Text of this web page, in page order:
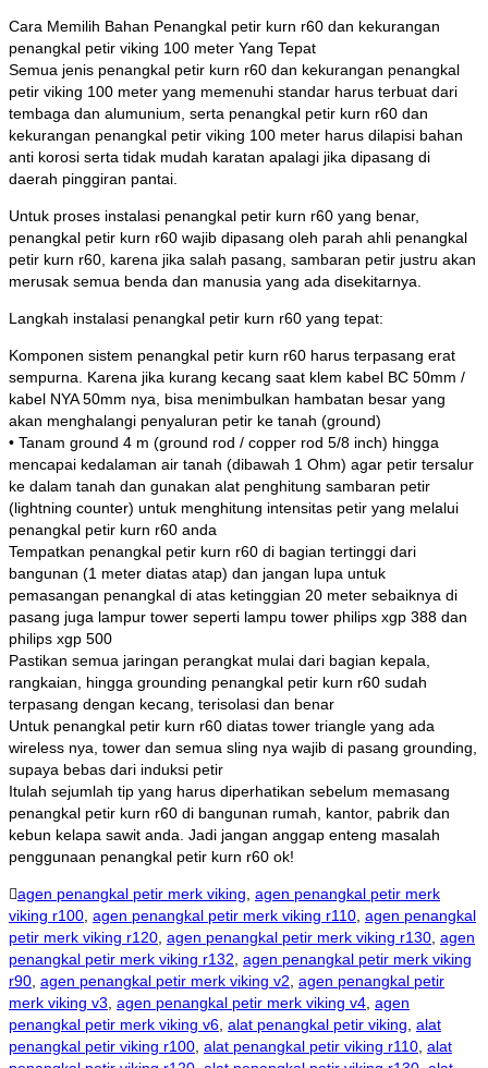
Cara Memilih Bahan Penangkal petir kurn r60 dan kekurangan
penangkal petir viking 100 meter Yang Tepat
Semua jenis penangkal petir kurn r60 dan kekurangan penangkal
petir viking 100 meter yang memenuhi standar harus terbuat dari
tembaga dan alumunium, serta penangkal petir kurn r60 dan
kekurangan penangkal petir viking 100 meter harus dilapisi bahan
anti korosi serta tidak mudah karatan apalagi jika dipasang di
daerah pinggiran pantai.
Untuk proses instalasi penangkal petir kurn r60 yang benar,
penangkal petir kurn r60 wajib dipasang oleh parah ahli penangkal
petir kurn r60, karena jika salah pasang, sambaran petir justru akan
merusak semua benda dan manusia yang ada disekitarnya.
Langkah instalasi penangkal petir kurn r60 yang tepat:
Komponen sistem penangkal petir kurn r60 harus terpasang erat
sempurna. Karena jika kurang kecang saat klem kabel BC 50mm /
kabel NYA 50mm nya, bisa menimbulkan hambatan besar yang
akan menghalangi penyaluran petir ke tanah (ground)
• Tanam ground 4 m (ground rod / copper rod 5/8 inch) hingga
mencapai kedalaman air tanah (dibawah 1 Ohm) agar petir tersalur
ke dalam tanah dan gunakan alat penghitung sambaran petir
(lightning counter) untuk menghitung intensitas petir yang melalui
penangkal petir kurn r60 anda
Tempatkan penangkal petir kurn r60 di bagian tertinggi dari
bangunan (1 meter diatas atap) dan jangan lupa untuk
pemasangan penangkal di atas ketinggian 20 meter sebaiknya di
pasang juga lampur tower seperti lampu tower philips xgp 388 dan
philips xgp 500
Pastikan semua jaringan perangkat mulai dari bagian kepala,
rangkaian, hingga grounding penangkal petir kurn r60 sudah
terpasang dengan kecang, terisolasi dan benar
Untuk penangkal petir kurn r60 diatas tower triangle yang ada
wireless nya, tower dan semua sling nya wajib di pasang grounding,
supaya bebas dari induksi petir
Itulah sejumlah tip yang harus diperhatikan sebelum memasang
penangkal petir kurn r60 di bangunan rumah, kantor, pabrik dan
kebun kelapa sawit anda. Jadi jangan anggap enteng masalah
penggunaan penangkal petir kurn r60 ok!
agen penangkal petir merk viking, agen penangkal petir merk
viking r100, agen penangkal petir merk viking r110, agen penangkal
petir merk viking r120, agen penangkal petir merk viking r130, agen
penangkal petir merk viking r132, agen penangkal petir merk viking
r90, agen penangkal petir merk viking v2, agen penangkal petir
merk viking v3, agen penangkal petir merk viking v4, agen
penangkal petir merk viking v6, alat penangkal petir viking, alat
penangkal petir viking r100, alat penangkal petir viking r110, alat